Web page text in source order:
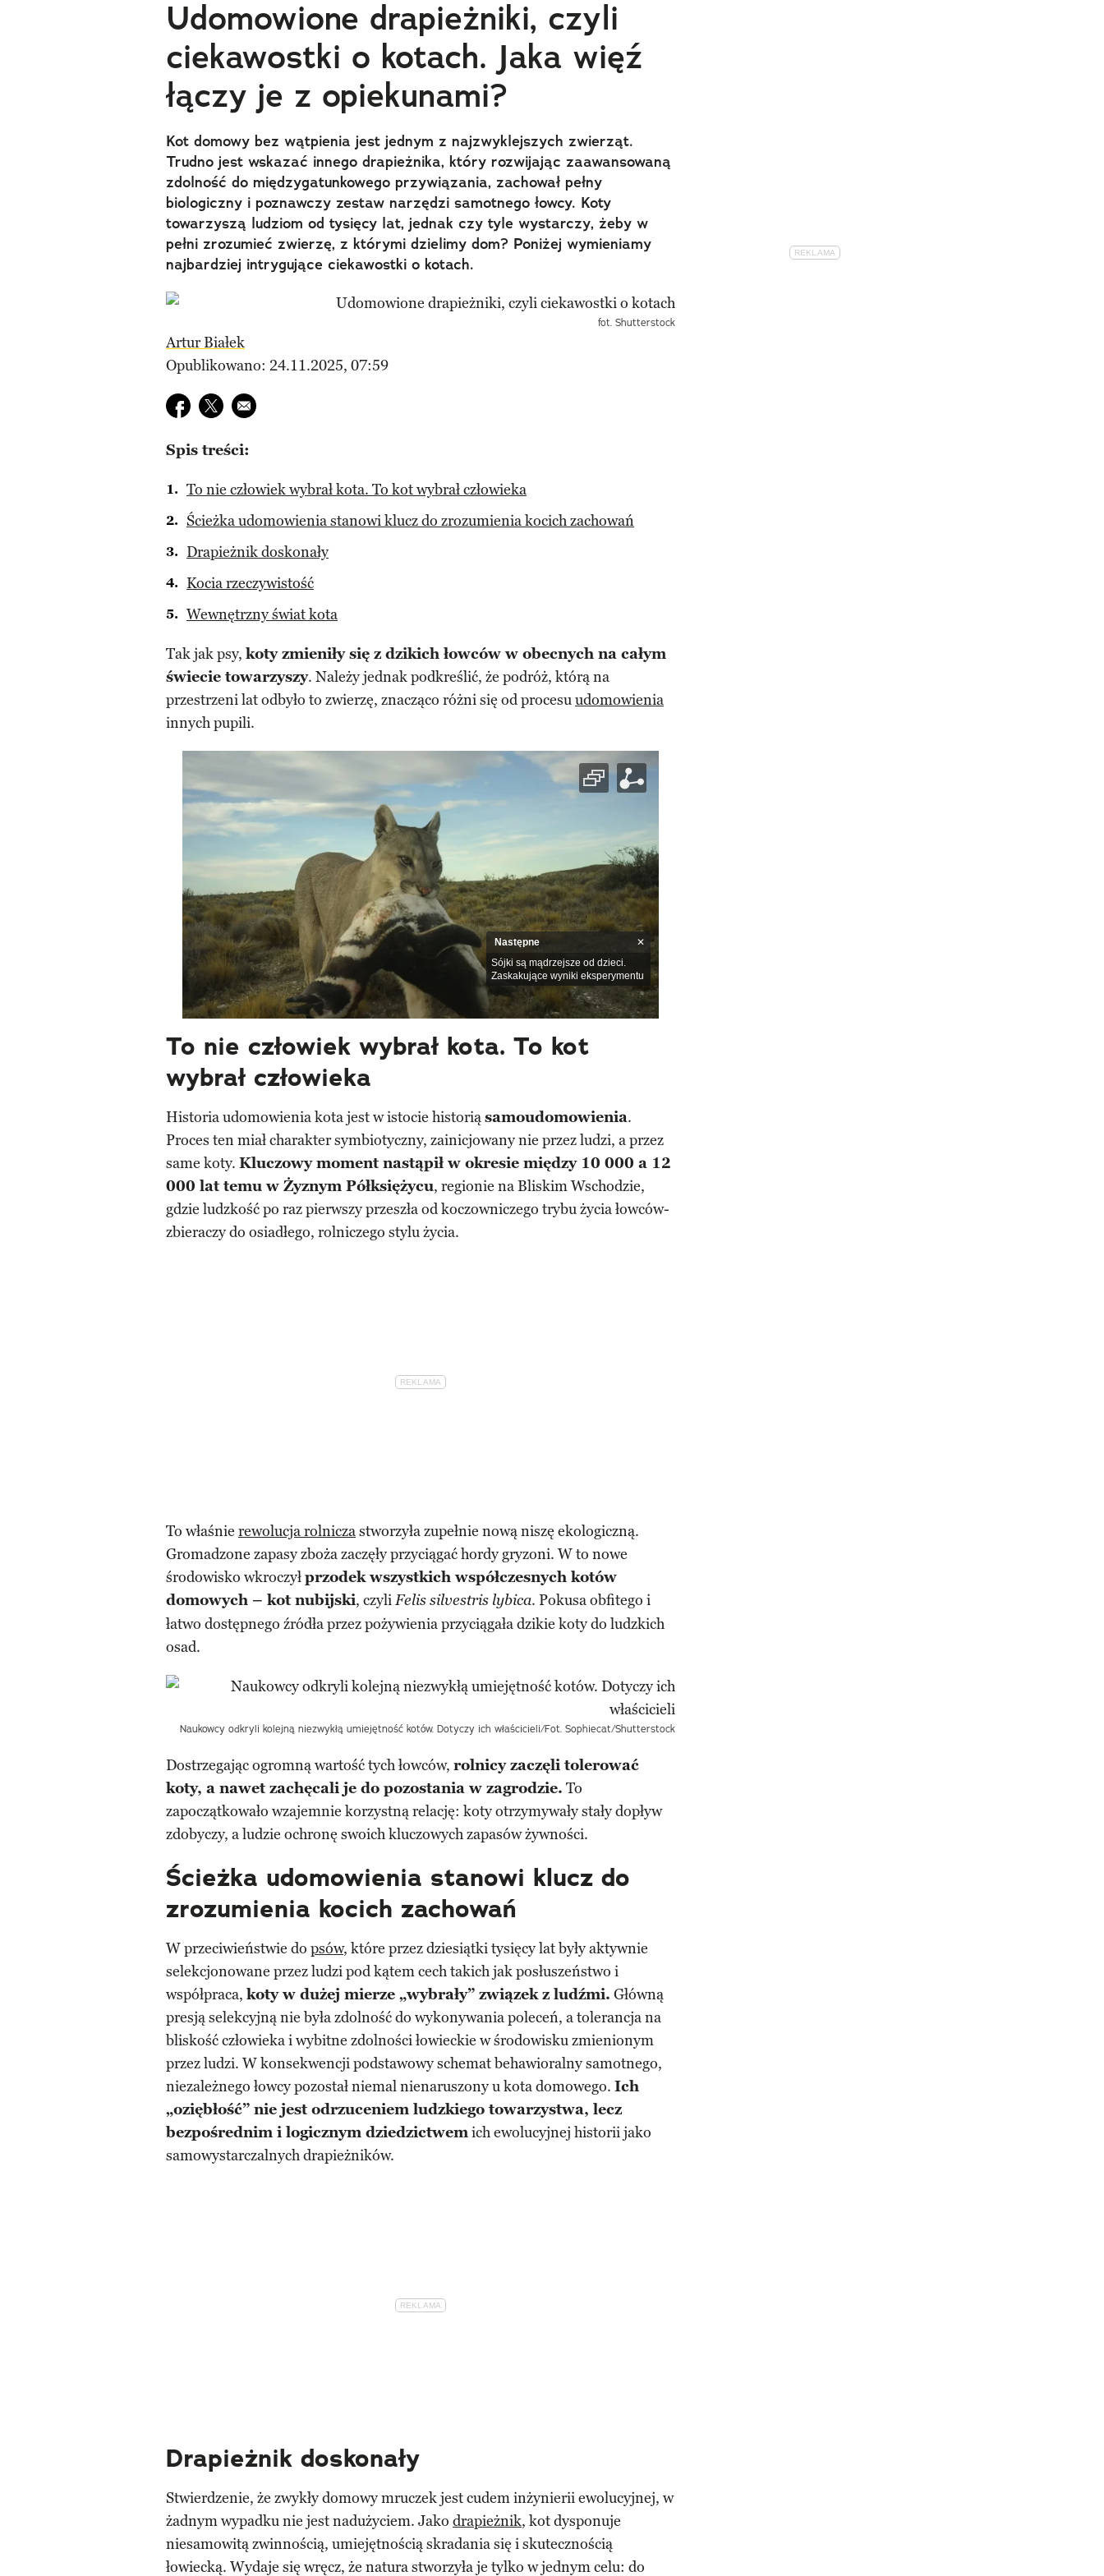
Udomowione drapieżniki, czyli
ciekawostki o kotach. Jaka więź
łączy je z opiekunami?
Kot domowy bez wątpienia jest jednym z najzwyklejszych zwierząt.
Trudno jest wskazać innego drapieżnika, który rozwijając zaawansowaną
zdolność do międzygatunkowego przywiązania, zachował pełny
biologiczny i poznawczy zestaw narzędzi samotnego łowcy. Koty
towarzyszą ludziom od tysięcy lat, jednak czy tyle wystarczy, żeby w
pełni zrozumieć zwierzę, z którymi dzielimy dom? Poniżej wymieniamy
najbardziej intrygujące ciekawostki o kotach.
fot. Shutterstock
Artur Białek
Opublikowano: 24.11.2025, 07:59
Udostępnij na facebook
Udostępnij na twitter
E-mail do przyjaciela
Spis treści:
To nie człowiek wybrał kota. To kot wybrał człowieka
Ścieżka udomowienia stanowi klucz do zrozumienia kocich zachowań
Drapieżnik doskonały
Kocia rzeczywistość
Wewnętrzny świat kota
Tak jak psy, koty zmieniły się z dzikich łowców w obecnych na całym
świecie towarzyszy. Należy jednak podkreślić, że podróż, którą na
przestrzeni lat odbyło to zwierzę, znacząco różni się od procesuudomowienia
innych pupili.
Następne
Sójki są mądrzejsze od dzieci.
Zaskakujące wyniki eksperymentu
To nie człowiek wybrał kota. To kot
wybrał człowieka
Historia udomowienia kota jest w istocie historiąsamoudomowienia.
Proces ten miał charakter symbiotyczny, zainicjowany nie przez ludzi, a przez
same koty. Kluczowy moment nastąpił w okresie między 10 000 a 12
000 lat temu w Żyznym Półksiężycu, regionie na Bliskim Wschodzie,
gdzie ludzkość po raz pierwszy przeszła od koczowniczego trybu życia łowców-
zbieraczy do osiadłego, rolniczego stylu życia.
To właśnie rewolucja rolniczastworzyła zupełnie nową niszę ekologiczną.
Gromadzone zapasy zboża zaczęły przyciągać hordy gryzoni. W to nowe
środowisko wkroczyłprzodek wszystkich współczesnych kotów
domowych – kot nubijski, czyliFelis silvestris lybica. Pokusa obfitego i
łatwo dostępnego źródła przez pożywienia przyciągała dzikie koty do ludzkich
osad.
Naukowcy odkryli kolejną niezwykłą umiejętność kotów. Dotyczy ich właścicieli/Fot. Sophiecat/Shutterstock
Dostrzegając ogromną wartość tych łowców, rolnicy zaczęli tolerować
koty, a nawet zachęcali je do pozostania w zagrodzie. To
zapoczątkowało wzajemnie korzystną relację: koty otrzymywały stały dopływ
zdobyczy, a ludzie ochronę swoich kluczowych zapasów żywności.
Ścieżka udomowienia stanowi klucz do
zrozumienia kocich zachowań
W przeciwieństwie do psów, które przez dziesiątki tysięcy lat były aktywnie
selekcjonowane przez ludzi pod kątem cech takich jak posłuszeństwo i
współpraca, koty w dużej mierze „wybrały” związek z ludźmi. Główną
presją selekcyjną nie była zdolność do wykonywania poleceń, a tolerancja na
bliskość człowieka i wybitne zdolności łowieckie w środowisku zmienionym
przez ludzi. W konsekwencji podstawowy schemat behawioralny samotnego,
niezależnego łowcy pozostał niemal nienaruszony u kota domowego. Ich
„oziębłość” nie jest odrzuceniem ludzkiego towarzystwa, lecz
bezpośrednim i logicznym dziedzictwemich ewolucyjnej historii jako
samowystarczalnych drapieżników.
Drapieżnik doskonały
Stwierdzenie, że zwykły domowy mruczek jest cudem inżynierii ewolucyjnej, w
żadnym wypadku nie jest nadużyciem. Jako drapieżnik, kot dysponuje
niesamowitą zwinnością, umiejętnością skradania się i skutecznością
łowiecką. Wydaje się wręcz, że natura stworzyła je tylko w jednym celu: do